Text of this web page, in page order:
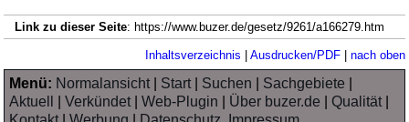
Link zu dieser Seite: https://www.buzer.de/gesetz/9261/a166279.htm
Inhaltsverzeichnis Ausdrucken/PDF| nach oben
Menü: Normalansicht| Start| Suchen Sachgebiete
Aktuell
|Verkündet|Web-Plugin Über buzer.de |Qualität|